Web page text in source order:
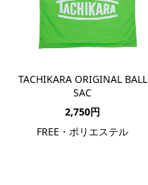
TACHIKARA ORIGINAL BALL
SAC
2,750円
FREE・ポリエステル